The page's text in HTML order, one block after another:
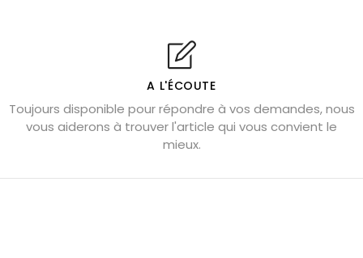
Shungite : purification et protection
Bagues en labradorite argent 925
Lapis lazuli : propriétés et précautions
Citrine : propriétés magiques
Aigue-marine : propriétés et couleurs
A L'ÉCOUTE
Toujours disponible pour répondre à vos demandes, nous
vous aiderons à trouver l'article qui vous convient le
mieux.